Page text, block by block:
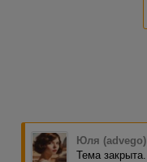
Юля (advego)
Тема закрыта.